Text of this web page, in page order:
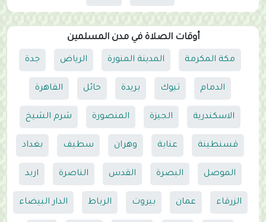
أوقات الصلاة في مدن المسلمين
مكة المكرمة المدينة المنورة الرياض جدة
الدمام تبوك بريدة حائل القاهرة
الاسكندرية الجيزة المنصورة شرم الشيخ
قسنطينة عنابة وهران سطيف بغداد
الموصل البصرة القدس الناصرة اربد
الزرقاء عمان بيروت الرباط الدار البيضاء